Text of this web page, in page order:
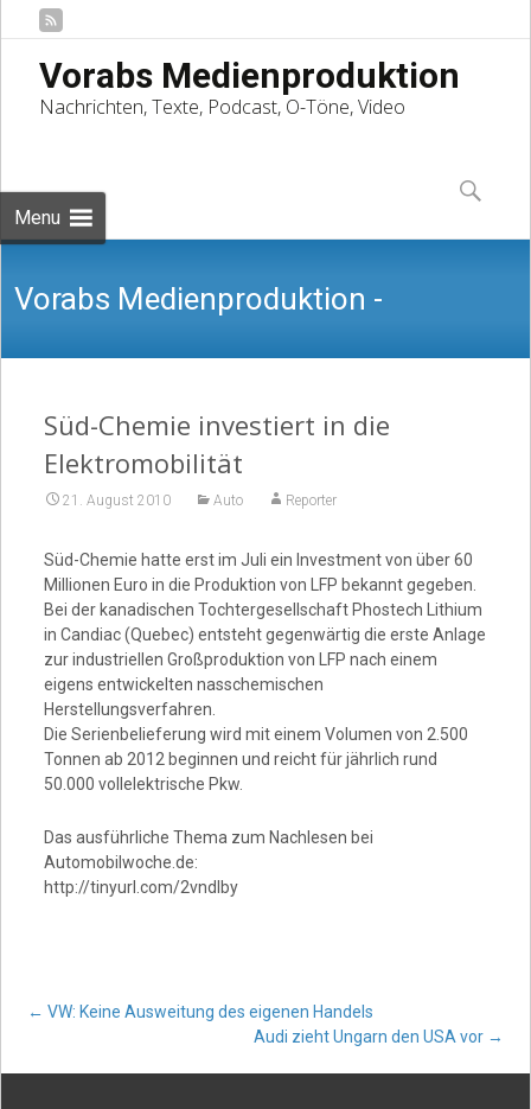
Vorabs Medienproduktion
Nachrichten, Texte, Podcast, O-Töne, Video
Menu
to
content
Suchen
nach:
Vorabs Medienproduktion -
Nachrichten, Texte, Podcast, O-Töne,
Süd-Chemie investiert in die
Elektromobilität
21. August 2010 Auto Reporter
Süd-Chemie hatte erst im Juli ein Investment von über 60
Millionen Euro in die Produktion von LFP bekannt gegeben.
Bei der kanadischen Tochtergesellschaft Phostech Lithium
in Candiac (Quebec) entsteht gegenwärtig die erste Anlage
zur industriellen Großproduktion von LFP nach einem
eigens entwickelten nasschemischen
Herstellungsverfahren.
Die Serienbelieferung wird mit einem Volumen von 2.500
Tonnen ab 2012 beginnen und reicht für jährlich rund
50.000 vollelektrische Pkw.
Das ausführliche Thema zum Nachlesen bei
Automobilwoche.de:
http://tinyurl.com/2vndlby
Post
← VW: Keine Ausweitung des eigenen Handels
Audi zieht Ungarn den USA vor →